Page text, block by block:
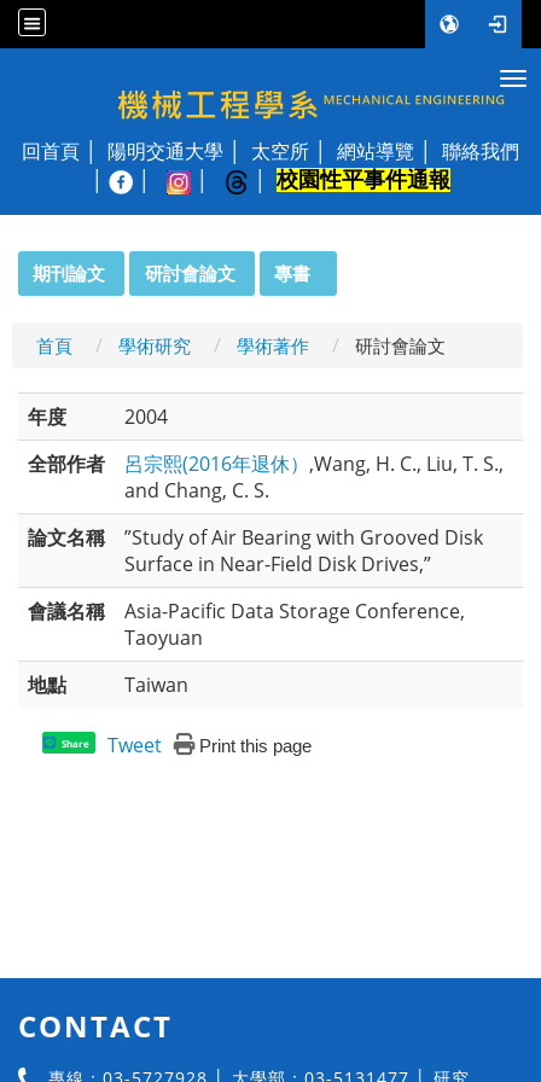
國立陽明交通大學 機械工程學系
回首頁 陽明交通大學 太空所 網站導覽
聯絡我們
校園性平事件通報
期刊論文 研討會論文 專書
首頁 學術研究 學術著作 研討會論文
年度
2004
全部作者
呂宗熙(2016年退休） ,Wang, H. C., Liu, T. S.,
and Chang, C. S.
論文名稱
”Study of Air Bearing with Grooved Disk
Surface in Near-Field Disk Drives,”
會議名稱
Asia-Pacific Data Storage Conference,
Taoyuan
地點
Taiwan
Share Tweet Print this page
CONTACT